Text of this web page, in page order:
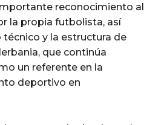
reconocimiento al
la propia futbolista, así
y la estructura de
que continúa
un referente en la
deportivo en